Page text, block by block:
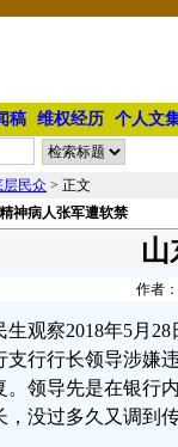
稿 维权经历 个人文
层民众 > 正文
神病人张军遭软禁
山
作者
生观察2018年5月
支行行长领导涉嫌
。领导先是在银行
，没过多久又调到